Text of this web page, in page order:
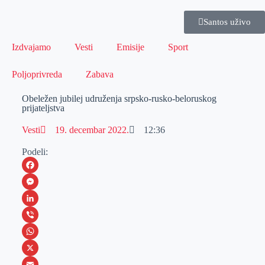
Santos uživo
Izdvajamo Vesti Emisije Sport
Poljoprivreda Zabava
Obeležen jubilej udruženja srpsko-rusko-beloruskog
prijateljstva
Vesti 19. decembar 2022. 12:36
Podeli:
F
a
c
e
b
M
e
s
s
L
i
n
V
iW